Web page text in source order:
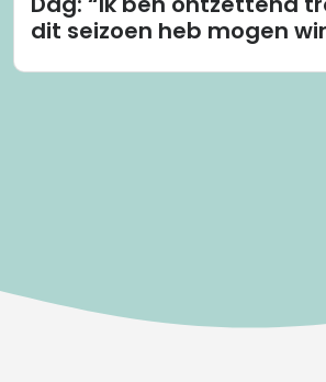
dit seizoen heb mogen